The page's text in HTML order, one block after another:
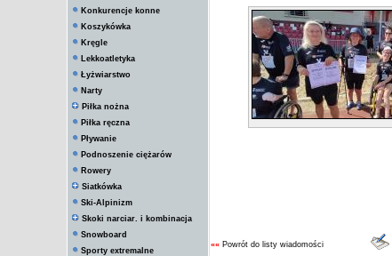
Konkurencje konne
Koszykówka
Kręgle
Lekkoatletyka
Łyżwiarstwo
Narty
Piłka nożna
Piłka ręczna
Pływanie
Podnoszenie ciężarów
Rowery
Siatkówka
Ski-Alpinizm
Skoki narciar. i kombinacja
Snowboard
Sporty extremalne
«« Powrót do listy wiadomości